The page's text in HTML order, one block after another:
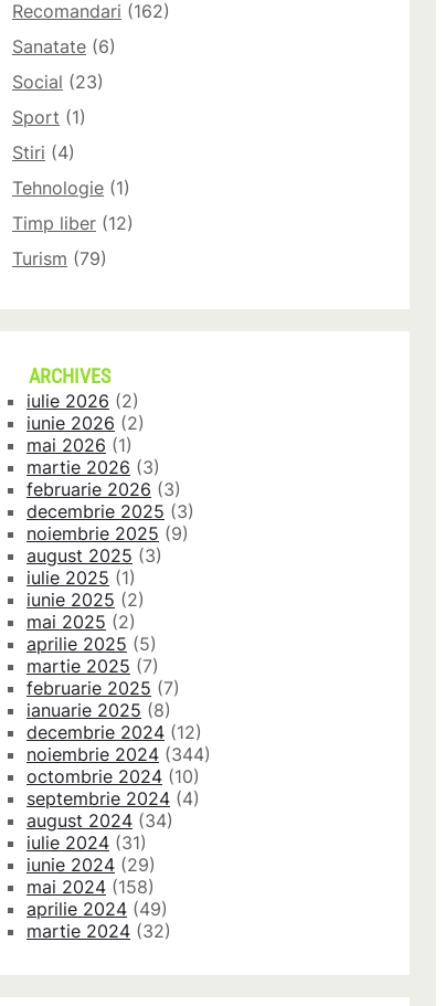
Recomandari (162)
Sanatate (6)
Social (23)
Sport (1)
Stiri (4)
Tehnologie (1)
Timp liber (12)
Turism (79)
ARCHIVES
iulie 2026 (2)
iunie 2026 (2)
mai 2026 (1)
martie 2026 (3)
februarie 2026 (3)
decembrie 2025 (3)
noiembrie 2025 (9)
august 2025 (3)
iulie 2025 (1)
iunie 2025 (2)
mai 2025 (2)
aprilie 2025 (5)
martie 2025 (7)
februarie 2025 (7)
ianuarie 2025 (8)
decembrie 2024 (12)
noiembrie 2024 (344)
octombrie 2024 (10)
septembrie 2024 (4)
august 2024 (34)
iulie 2024 (31)
iunie 2024 (29)
mai 2024 (158)
aprilie 2024 (49)
martie 2024 (32)